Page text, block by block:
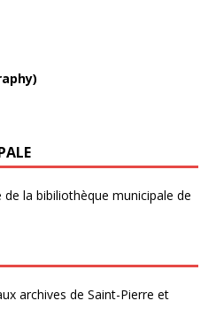
la bibiliothèque municipale de
archives de Saint-Pierre et